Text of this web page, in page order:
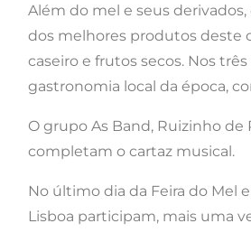
Além do mel e seus
dos melhores produtos deste
caseiro e frutos secos. Nos
gastronomia local da época,
O grupo As Band, Ruizinho
completam o cartaz musical.
No último dia da Feira do Mel
Lisboa participam, mais uma